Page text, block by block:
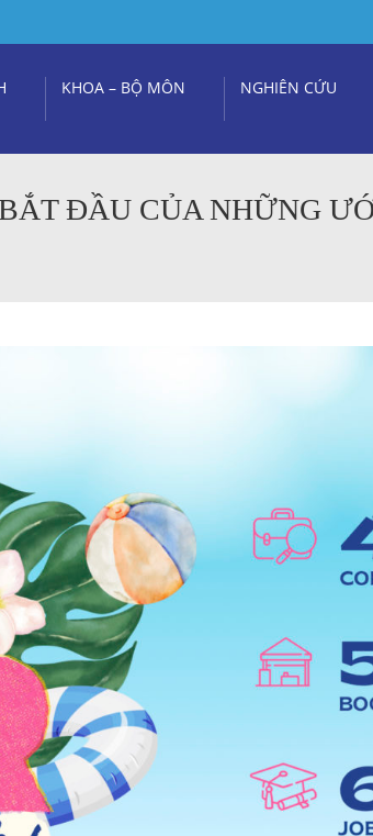
KHOA – BỘ MÔN NGHIÊN CỨU
ĐẦU CỦA NHỮNG